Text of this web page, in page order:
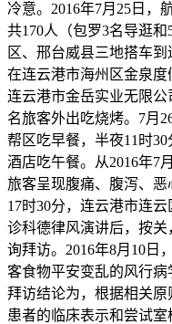
冷意。2016年7月25日，
共170人（包罗3名导逛
区、邢台威县三地搭车
在连云港市海州区金泉
连云港市金岳实业无限
名旅客外出吃烧烤。7月
帮区吃早餐，半夜11时
酒店吃午餐。从2016年7
旅客呈现腹痛、腹泻、恶
17时30分，连云港市连
诊科德律风演讲后，按
询拜访。2016年8月10日
客食物平安变乱的风行
拜访结论为，根据相关原
患者的临床表示和尝试